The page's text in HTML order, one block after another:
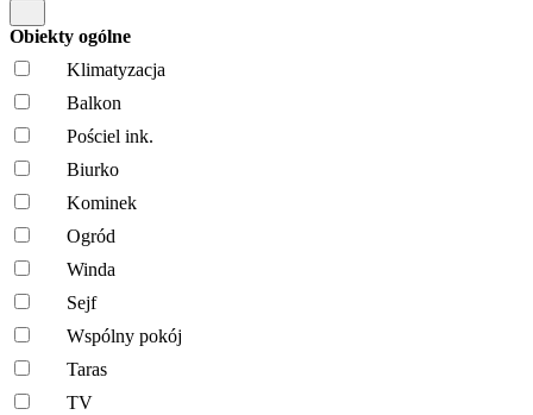
Obiekty ogólne
Klimatyzacja
Balkon
Pościel ink.
Biurko
Kominek
Ogród
Winda
Sejf
Wspólny pokój
Taras
TV